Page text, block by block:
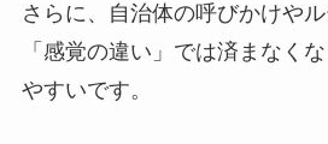
さらに、自治体の呼びかけや
「感覚の違い」では済まなく
やすいです。